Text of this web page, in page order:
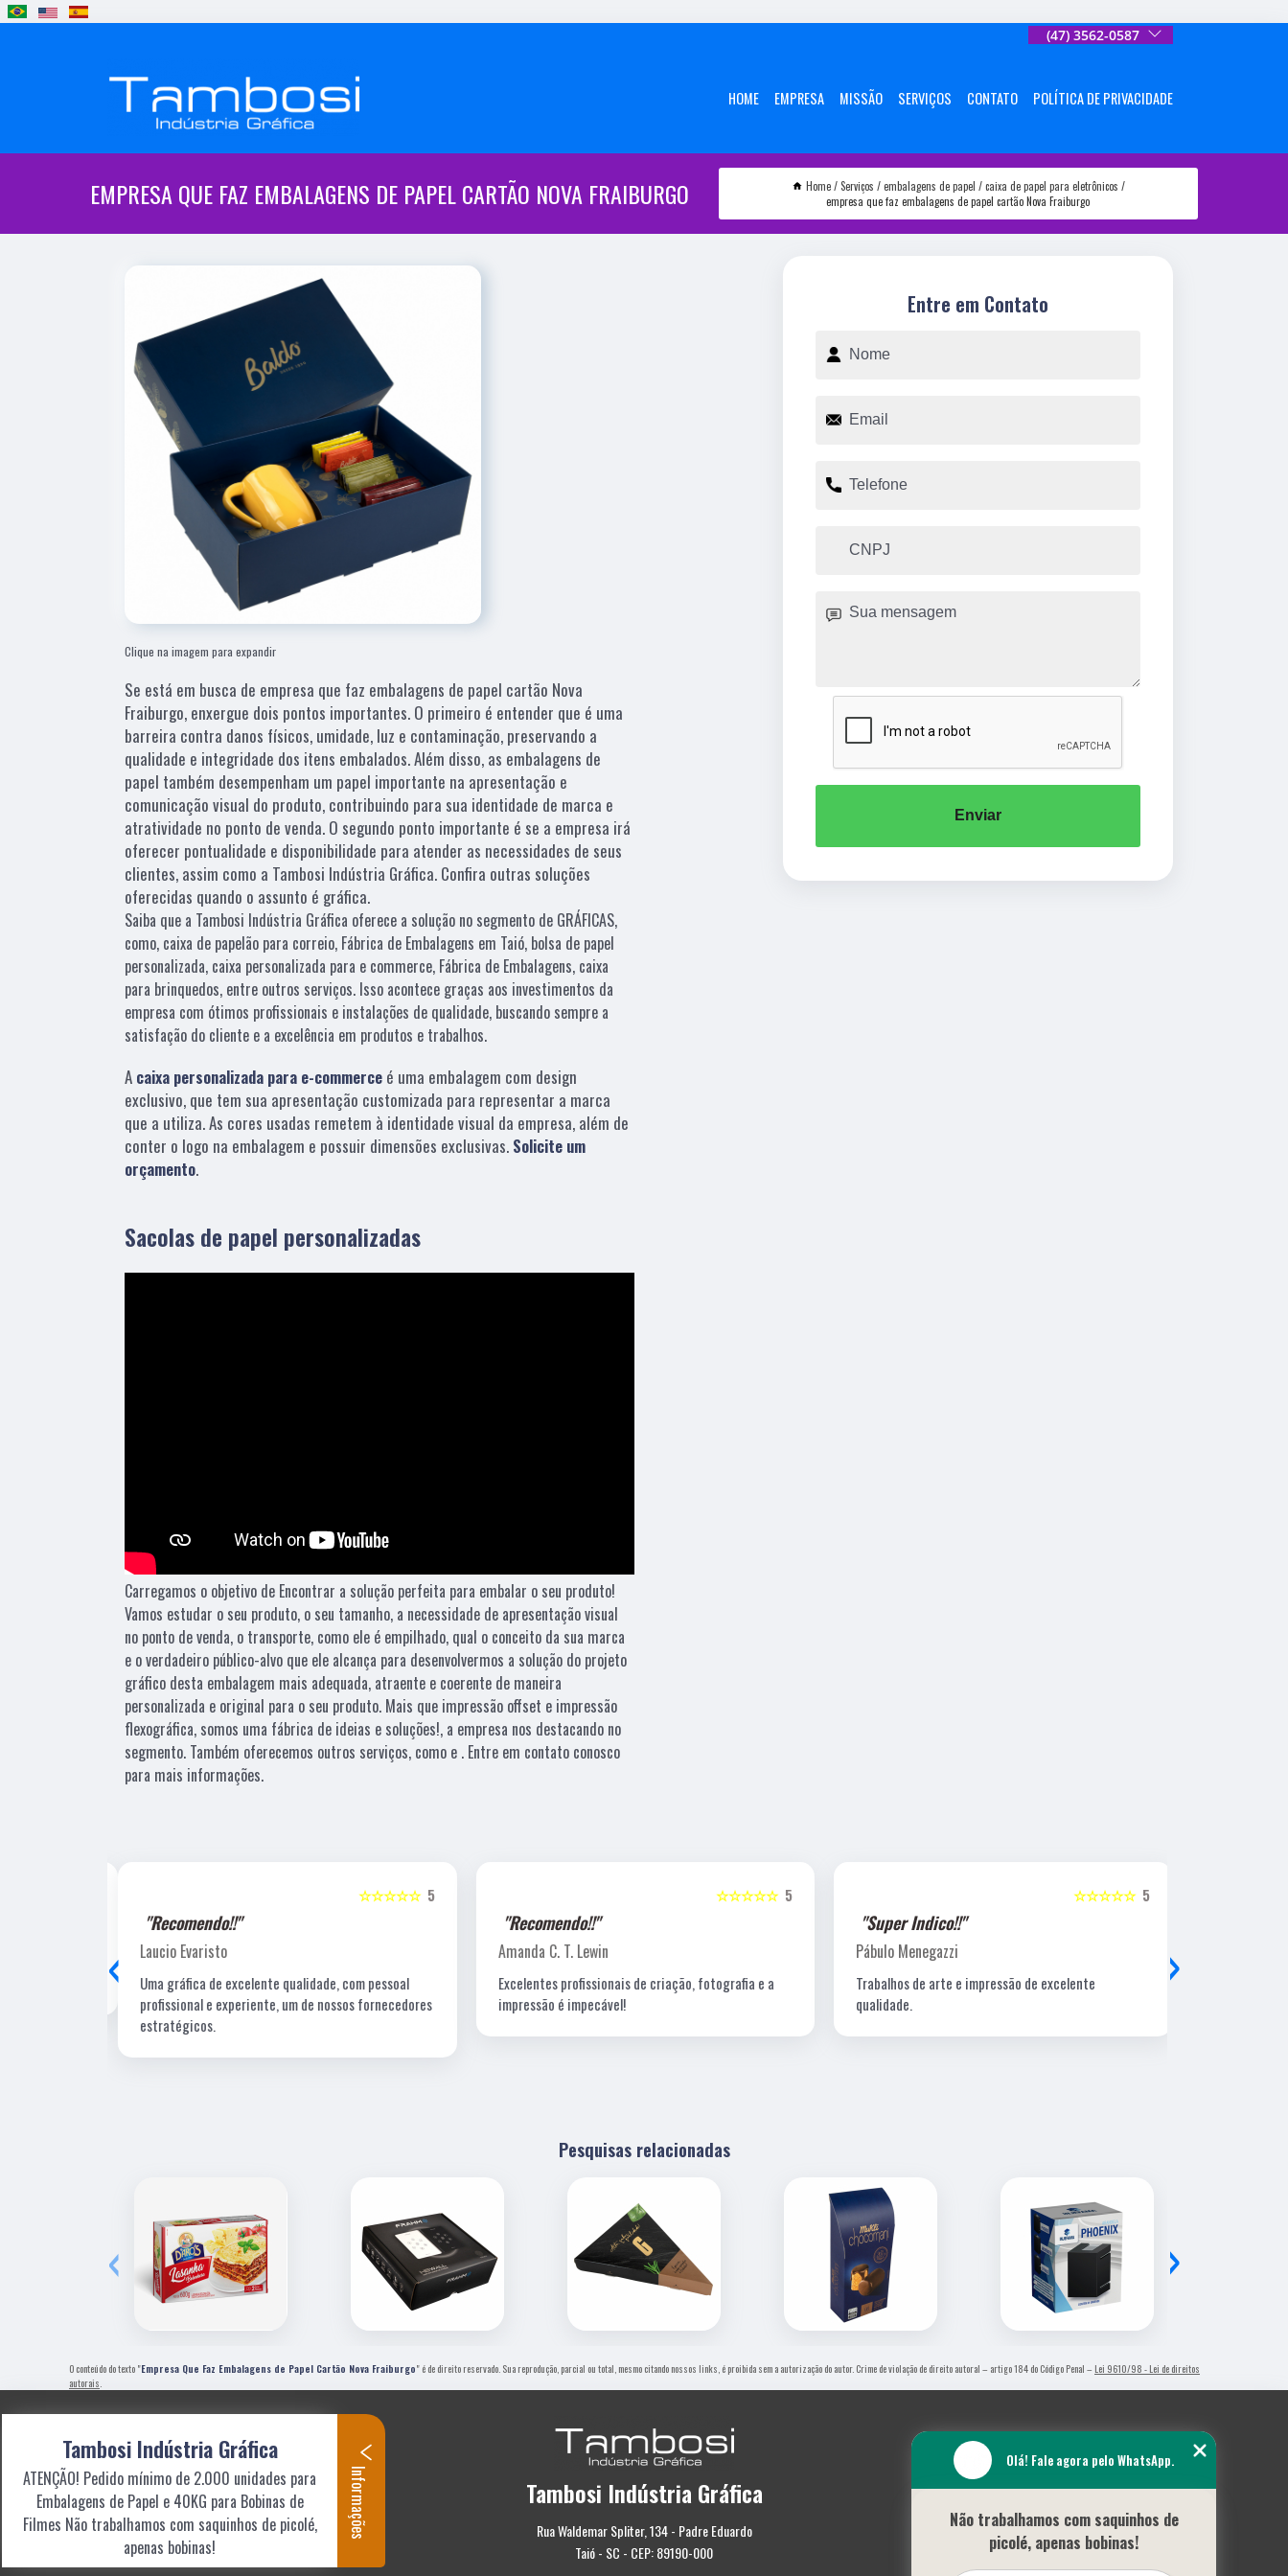
(47) 3562-0587
HOME EMPRESA MISSÃO SERVIÇOS CONTATO POLÍTICA DE PRIVACIDADE
EMPRESA QUE FAZ EMBALAGENS DE PAPEL CARTÃO NOVA FRAIBURGO Home Serviços embalagens de papel
caixa de papel para eletrônicos
empresa que faz embalagens de papel cartão Nova Fraiburgo
Clique na imagem para expandir
Se está em busca de empresa que faz embalagens de papel cartão Nova
Fraiburgo, enxergue dois pontos importantes. O primeiro é entender que é uma
barreira contra danos físicos, umidade, luz e contaminação, preservando a
qualidade e integridade dos itens embalados. Além disso, as embalagens de
papel também desempenham um papel importante na apresentação e
comunicação visual do produto, contribuindo para sua identidade de marca e
atratividade no ponto de venda. O segundo ponto importante é se a empresa irá
oferecer pontualidade e disponibilidade para atender as necessidades de seus
clientes, assim como a Tambosi Indústria Gráfica. Confira outras soluções
oferecidas quando o assunto é gráfica.
Saiba que a Tambosi Indústria Gráfica oferece a solução no segmento de GRÁFICAS,
como, caixa de papelão para correio, Fábrica de Embalagens em Taió, bolsa de papel
personalizada, caixa personalizada para e commerce, Fábrica de Embalagens, caixa
para brinquedos, entre outros serviços. Isso acontece graças aos investimentos da
empresa com ótimos profissionais e instalações de qualidade, buscando sempre a
satisfação do cliente e a excelência em produtos e trabalhos.
A caixa personalizada para e-commerce é uma embalagem com design
exclusivo, que tem sua apresentação customizada para representar a marca
que a utiliza. As cores usadas remetem à identidade visual da empresa, além de
conter o logo na embalagem e possuir dimensões exclusivas. Solicite um
orçamento.
Sacolas de papel personalizadas
Carregamos o objetivo de Encontrar a solução perfeita para embalar o seu produto!
Vamos estudar o seu produto, o seu tamanho, a necessidade de apresentação visual
no ponto de venda, o transporte, como ele é empilhado, qual o conceito da sua marca
e o verdadeiro público-alvo que ele alcança para desenvolvermos a solução do projeto
gráfico desta embalagem mais adequada, atraente e coerente de maneira
personalizada e original para o seu produto. Mais que impressão offset e impressão
flexográfica, somos uma fábrica de ideias e soluções!, a empresa nos destacando no
segmento. Também oferecemos outros serviços, como e . Entre em contato conosco
para mais informações.
Entre em Contato
Enviar
5
☆☆☆☆☆
"Recomendo!!"
Laucio Evaristo
Uma gráfica de excelente qualidade, com pessoal
profissional e experiente, um de nossos fornecedores
estratégicos.
5
☆☆☆☆☆
"Recomendo!!"
Amanda C. T. Lewin
Excelentes profissionais de criação, fotografia e a
impressão é impecável!
5
☆☆☆☆☆
"Super Indico!!"
Pábulo Menegazzi
Trabalhos de arte e impressão de excelente
qualidade.
‹ ›
Pesquisas relacionadas
‹ ›
O conteúdo do texto "Empresa Que Faz Embalagens de Papel Cartão Nova Fraiburgo" é de direito reservado. Sua reprodução, parcial ou total, mesmo citando nossos links, é proibida sem a autorização do autor. Crime de violação de direito autoral – artigo 184 do Código Penal – Lei 9610/98 - Lei de direitos
autorais
Tambosi Indústria Gráfica
Rua Waldemar Spliter, 134 - Padre Eduardo
Taió - SC - CEP: 89190-000
Olá! Fale agora pelo WhatsApp.
Não trabalhamos com saquinhos de
picolé, apenas bobinas!
Tambosi Indústria Gráfica
ATENÇÃO! Pedido mínimo de 2.000 unidades para
Embalagens de Papel e 40KG para Bobinas de
Filmes Não trabalhamos com saquinhos de picolé,
apenas bobinas!
Informações